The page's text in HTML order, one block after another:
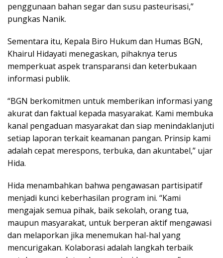
penggunaan bahan segar dan susu pasteurisasi,”
pungkas Nanik.
Sementara itu, Kepala Biro Hukum dan Humas BGN,
Khairul Hidayati menegaskan, pihaknya terus
memperkuat aspek transparansi dan keterbukaan
informasi publik.
“BGN berkomitmen untuk memberikan informasi yang
akurat dan faktual kepada masyarakat. Kami membuka
kanal pengaduan masyarakat dan siap menindaklanjuti
setiap laporan terkait keamanan pangan. Prinsip kami
adalah cepat merespons, terbuka, dan akuntabel,” ujar
Hida.
Hida menambahkan bahwa pengawasan partisipatif
menjadi kunci keberhasilan program ini. “Kami
mengajak semua pihak, baik sekolah, orang tua,
maupun masyarakat, untuk berperan aktif mengawasi
dan melaporkan jika menemukan hal-hal yang
mencurigakan. Kolaborasi adalah langkah terbaik